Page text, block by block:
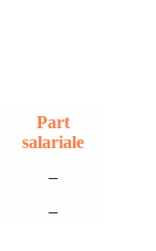
Part
salariale
–
–